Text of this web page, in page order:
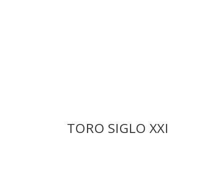
TORO SIGLO XXI